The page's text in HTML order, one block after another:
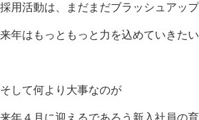
採用活動は、まだまだブラッシュアッ
来年はもっともっと力を込めていきたい
そして何より大事なのが
来年４月に迎えるであろう新入社員の育